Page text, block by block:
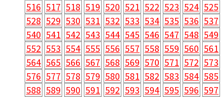
516 517 518 519 520 521 522 523 524 525
528 529 530 531 532 533 534 535 536 537
540 541 542 543 544 545 546 547 548 549
552 553 554 555 556 557 558 559 560 561
564 565 566 567 568 569 570 571 572 573
576 577 578 579 580 581 582 583 584 585
588 589 590 591 592 593 594 595 596 597